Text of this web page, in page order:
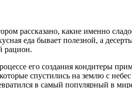
рассказано, какие именно
еда бывает полезной, а
рацион.
его создания кондитеры
спустились на землю с
в самый популярный в